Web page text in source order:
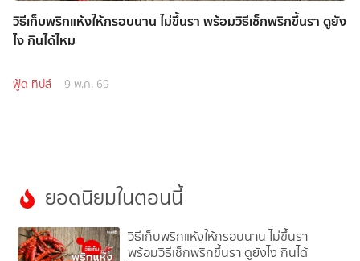
วิธีเก็บพริกแห้งให้กรอบนาน ไม่ขึ้นรา พร้อมวิธีเช็กพริกขึ้นรา ดูยัง
ไง กินได้ไหม
ฟู้ด ทิปส์ 9 พ.ค. 69
ยอดนิยมในตอนนี้
วิธีเก็บพริกแห้งให้กรอบนาน ไม่ขึ้นรา
พร้อมวิธีเช็กพริกขึ้นรา ดูยังไง กินได้